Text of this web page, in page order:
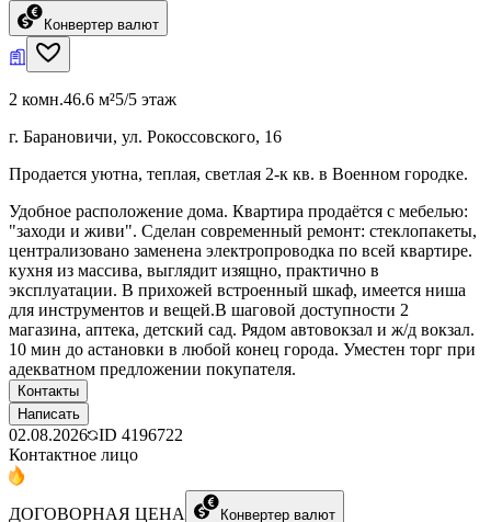
Конвертер валют
2 комн.46.6 м²5/5 этаж
г. Барановичи, ул. Рокоссовского, 16
Продается уютна, теплая, светлая 2-к кв. в Военном городке.
Удобное расположение дома. Квартира продаётся с мебелью:
"заходи и живи". Сделан современный ремонт: стеклопакеты,
централизовано заменена электропроводка по всей квартире.
кухня из массива, выглядит изящно, практично в
эксплуатации. В прихожей встроенный шкаф, имеется ниша
для инструментов и вещей.В шаговой доступности 2
магазина, аптека, детский сад. Рядом автовокзал и ж/д вокзал.
10 мин до астановки в любой конец города. Уместен торг при
адекватном предложении покупателя.
Контакты
Написать
02.08.2026 ID 4196722
Контактное лицо
ДОГОВОРНАЯ ЦЕНА Конвертер валют